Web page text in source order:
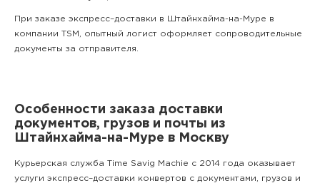
При заказе экспресс–доставки в Штайнхайма-на-Муре в
компании TSM, опытный логист оформляет сопроводительные
документы за отправителя.
Особенности заказа доставки
документов, грузов и почты из
Штайнхайма-на-Муре в Москву
Курьерская служба Time Savig Machie с 2014 года оказывает
услуги экспресс–доставки конвертов с документами, грузов и